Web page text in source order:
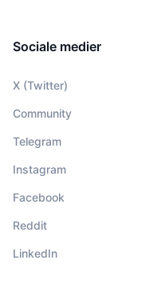
Sociale medier
X (Twitter)
Community
Telegram
Instagram
Facebook
Reddit
LinkedIn